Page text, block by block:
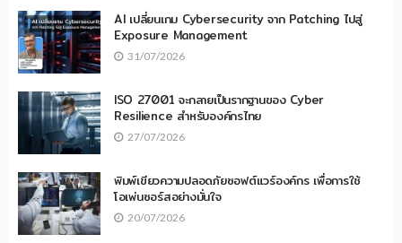
AI เปลี่ยนเกม Cybersecurity จาก Patching ไปสู่
Exposure Management
31/07/2026
ISO 27001 จะกลายเป็นรากฐานของ Cyber
Resilience สำหรับองค์กรไทย
27/07/2026
พิมพ์เขียวความปลอดภัยซอฟต์แวร์องค์กร เพื่อการใช้
โอเพ่นซอร์สอย่างมั่นใจ
20/07/2026